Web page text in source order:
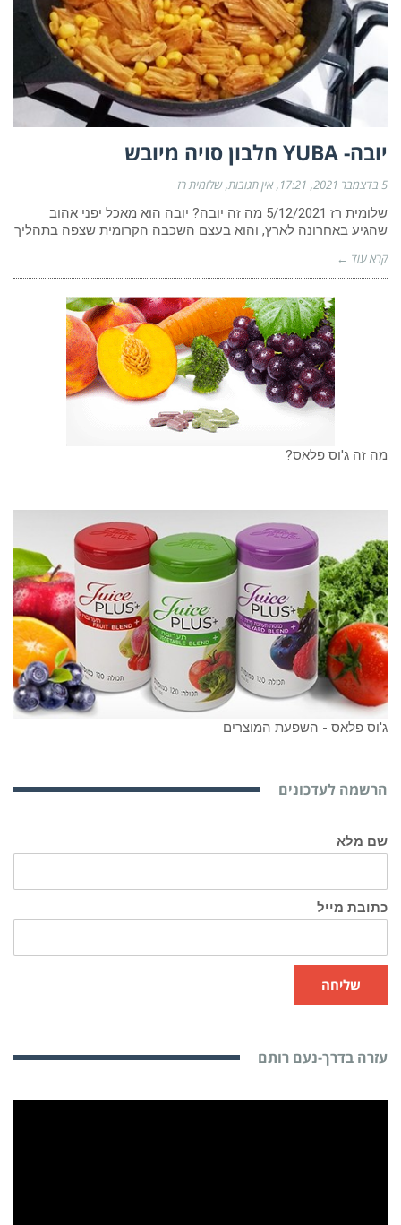
יובה- YUBA חלבון סויה מיובש
5 בדצמבר 2021 17:21 אין תגובות שלומית רז
שלומית רז 5/12/2021 מה זה יובה? יובה הוא מאכל יפני אהוב
שהגיע באחרונה לארץ, והוא בעצם השכבה הקרומית שצפה בתהליך
קרא עוד ←
מה זה ג'וס פלאס?
ג'וס פלאס - השפעת המוצרים
הרשמה לעדכונים
שם מלא
כתובת מייל
שליחה
עזרה בדרך-נעם רותם